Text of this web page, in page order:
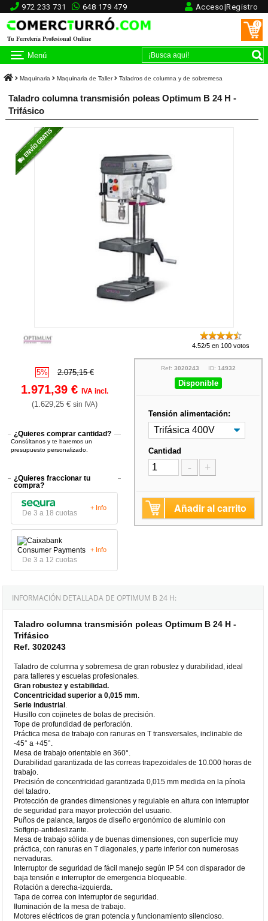
972 233 731 648 179 479 Acceso|Registro
Tu Ferretería Profesional Online
0
Menú
Maquinaria Maquinaria de Taller Taladros de columna y de sobremesa
Taladro columna transmisión poleas Optimum B 24 H -
Trifásico
4.52/5 en 100 votos
5% 2.075,15 €
1.971,39 € IVA incl.
(1.629,25 € sin IVA)
¿Quieres comprar cantidad?
Consúltanos y te haremos un
presupuesto personalizado.
¿Quieres fraccionar tu
compra?
De 3 a 18 cuotas
+ Info
De 3 a 12 cuotas
+ Info
Ref: 3020243 ID: 14932
Disponible
Tensión alimentación:
Cantidad
- +
Añadir al carrito
INFORMACIÓN DETALLADA DE OPTIMUM B 24 H:
Taladro columna transmisión poleas Optimum B 24 H -
Trifásico
Ref. 3020243
Taladro de columna y sobremesa de gran robustez y durabilidad, ideal
para talleres y escuelas profesionales.
Gran robustez y estabilidad.
Concentricidad superior a 0,015 mm
Serie industrial
Husillo con cojinetes de bolas de precisión.
Tope de profundidad de perforación.
Práctica mesa de trabajo con ranuras en T transversales, inclinable de
-45° a +45°.
Mesa de trabajo orientable en 360°.
Durabilidad garantizada de las correas trapezoidales de 10.000 horas de
trabajo.
Precisión de concentricidad garantizada 0,015 mm medida en la pínola
del taladro.
Protección de grandes dimensiones y regulable en altura con interruptor
de seguridad para mayor protección del usuario.
Puños de palanca, largos de diseño ergonómico de aluminio con
Softgrip-antideslizante.
Mesa de trabajo sólida y de buenas dimensiones, con superficie muy
práctica, con ranuras en T diagonales, y parte inferior con numerosas
nervaduras.
Interruptor de seguridad de fácil manejo según IP 54 con disparador de
baja tensión e interruptor de emergencia bloqueable.
Rotación a derecha-izquierda.
Tapa de correa con interruptor de seguridad.
Iluminación de la mesa de trabajo.
Motores eléctricos de gran potencia y funcionamiento silencioso.